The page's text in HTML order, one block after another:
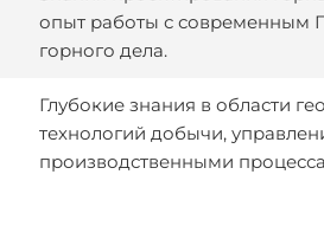
опыт работы с современным
горного дела.
Глубокие знания в области
технологий добычи,
производственными